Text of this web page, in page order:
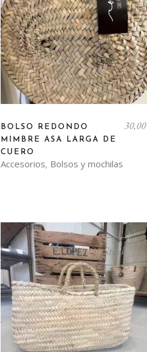
Accesorios, Bolsos y mochilas
BOLSO REDONDO
MIMBRE ASA LARGA DE
CUERO
30,00
Out Of Stock